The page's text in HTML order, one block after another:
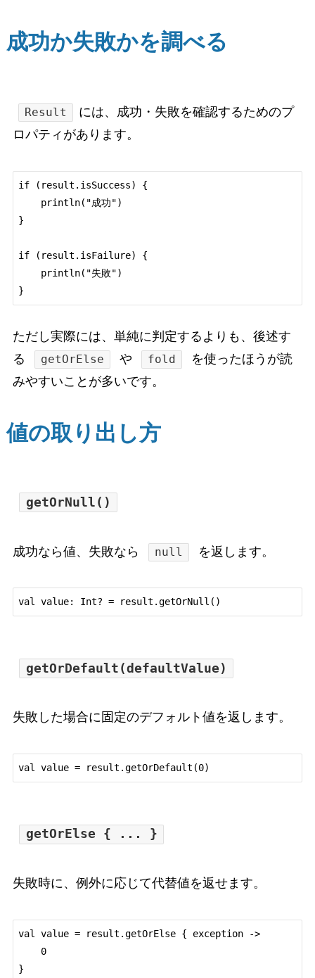
成功か失敗かを調べる
Result
には、成功・失敗を確認するためのプ
ロパティがあります。
if (result.isSuccess) {
}
if (result.isFailure) {
ただし実際には、単純に判定するよりも、後述す
る
getOrElse や fold
を使ったほうが読
みやすいことが多いです。
値の取り出し方
getOrNull()
成功なら値、失敗なら null を返します。
getOrDefault(defaultValue)
失敗した場合に固定のデフォルト値を返します。
getOrElse { ... }
失敗時に、例外に応じて代替値を返せます。
val value = result.getOrElse { exception ->